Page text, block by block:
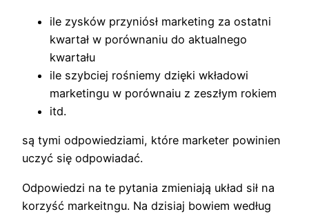
ile zysków przyniósł marketing za ostatni
kwartał w porównaniu do aktualnego
kwartału
ile szybciej rośniemy dzięki wkładowi
marketingu w porównaiu z zeszłym rokiem
itd.
są tymi odpowiedziami, które marketer powinien
uczyć się odpowiadać.
Odpowiedzi na te pytania zmieniają układ sił na
korzyść markeitngu. Na dzisiaj bowiem według